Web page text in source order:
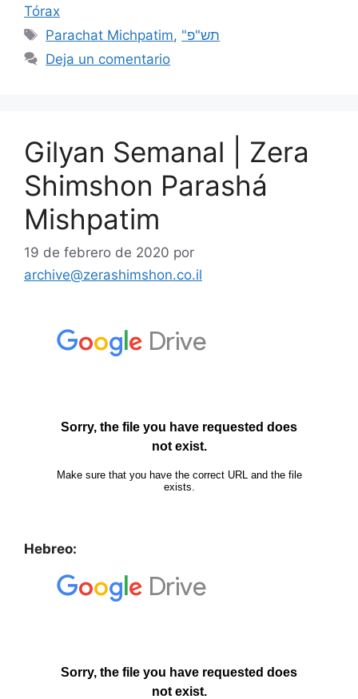
Tórax
Parachat Michpatim,
"תש"פ
Deja un comentario
Gilyan Semanal | Zera
Shimshon Parashá
Mishpatim
19 de febrero de 2020 por
archive@zerashimshon.co.il
Hebreo: